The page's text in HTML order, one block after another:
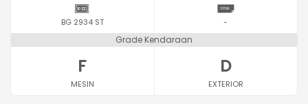
BG 2934 ST -
Grade Kendaraan
F
MESIN
D
EXTERIOR